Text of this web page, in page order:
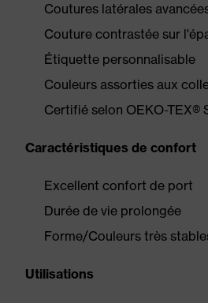
Coutures latérales
Couture contrastée sur
Étiquette personnalisable
Couleurs assorties aux
Certifié selon OEKO-TEX®
Caractéristiques de confort
Excellent confort de port
Durée de vie prolongée
Forme/Couleurs très
Utilisations